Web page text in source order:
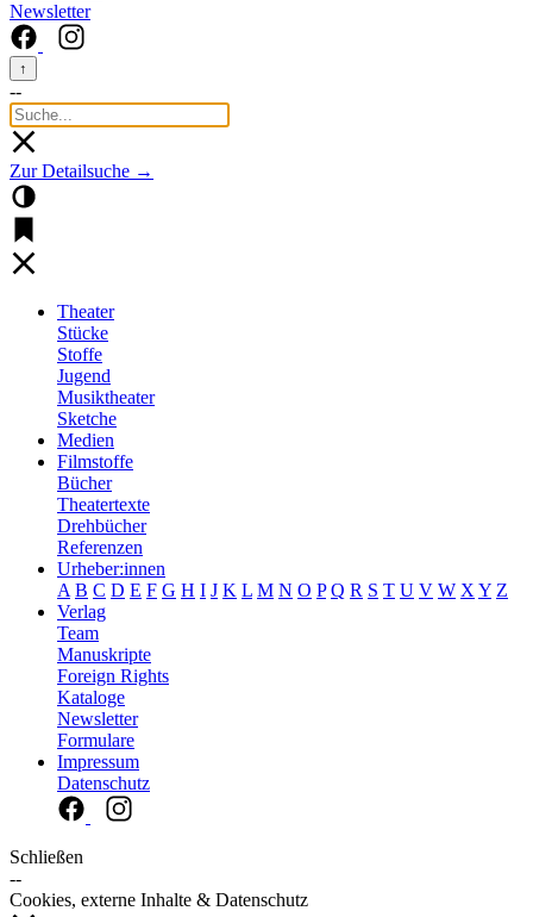
Newsletter
↑
--
Zur Detailsuche →
Theater
Stücke
Stoffe
Jugend
Musiktheater
Sketche
Medien
Filmstoffe
Bücher
Theatertexte
Drehbücher
Referenzen
Urheber:innen
A B C D E F G H I J K L M N O P Q R S T U V W X Y Z
Verlag
Team
Manuskripte
Foreign Rights
Kataloge
Newsletter
Formulare
Impressum
Datenschutz
Schließen
--
Cookies, externe Inhalte & Datenschutz